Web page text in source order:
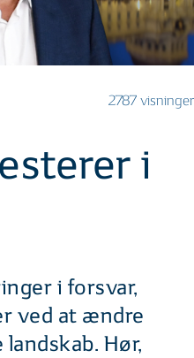
2787 visninger
i
i forsvar,
ved at ændre
Hør,